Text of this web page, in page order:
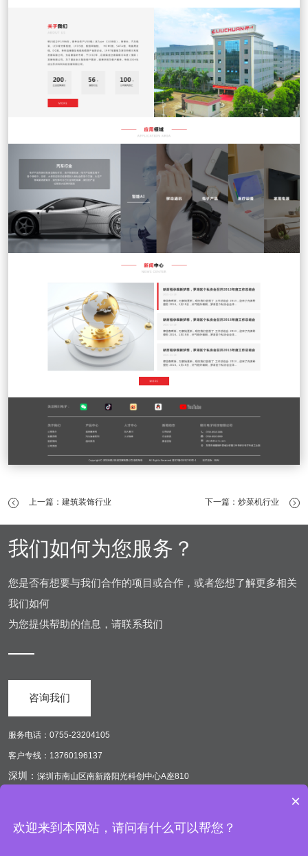
上一篇：建筑装饰行业 下一篇：炒菜机行业
我们如何为您服务？
您是否有想要与我们合作的项目或合作，或者您想了解更多相关
我们如何
为您提供帮助的信息，请联系我们
咨询我们
服务电话：0755-23204105
客户专线：13760196137
深圳： 深圳市南山区南新路阳光科创中心A座810
网站建设 新媒体运营
全网营销策划
×
欢迎来到本网站，请问有什么可以帮您？